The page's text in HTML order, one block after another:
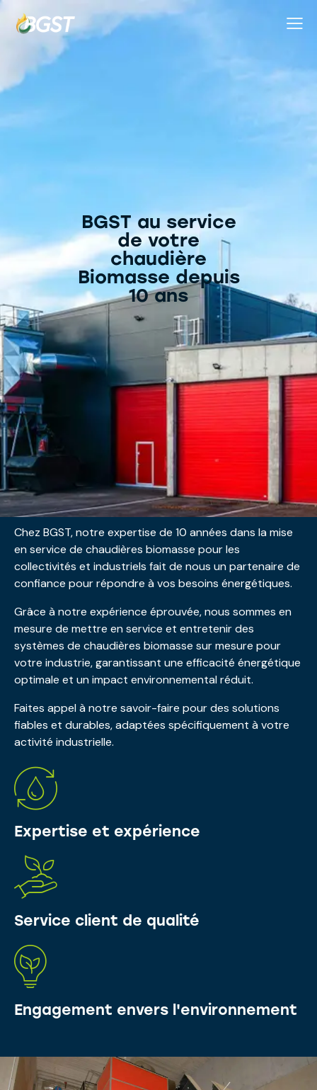
BGST au service
de votre
chaudière
Biomasse depuis
10 ans
Chez BGST, notre expertise de 10 années dans la mise
en service de chaudières biomasse pour les
collectivités et industriels fait de nous un partenaire de
confiance pour répondre à vos besoins énergétiques.
Grâce à notre expérience éprouvée, nous sommes en
mesure de mettre en service et entretenir des
systèmes de chaudières biomasse sur mesure pour
votre industrie, garantissant une efficacité énergétique
optimale et un impact environnemental réduit.
Faites appel à notre savoir-faire pour des solutions
fiables et durables, adaptées spécifiquement à votre
activité industrielle.
Expertise et expérience
Service client de qualité
Engagement envers l'environnement